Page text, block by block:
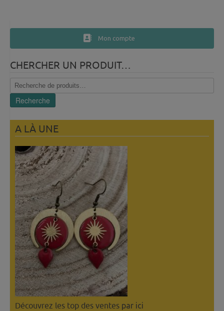
Mon compte
CHERCHER UN PRODUIT…
Recherche
pour :
Recherche
A LÀ UNE
Découvrez les top des ventes par ici